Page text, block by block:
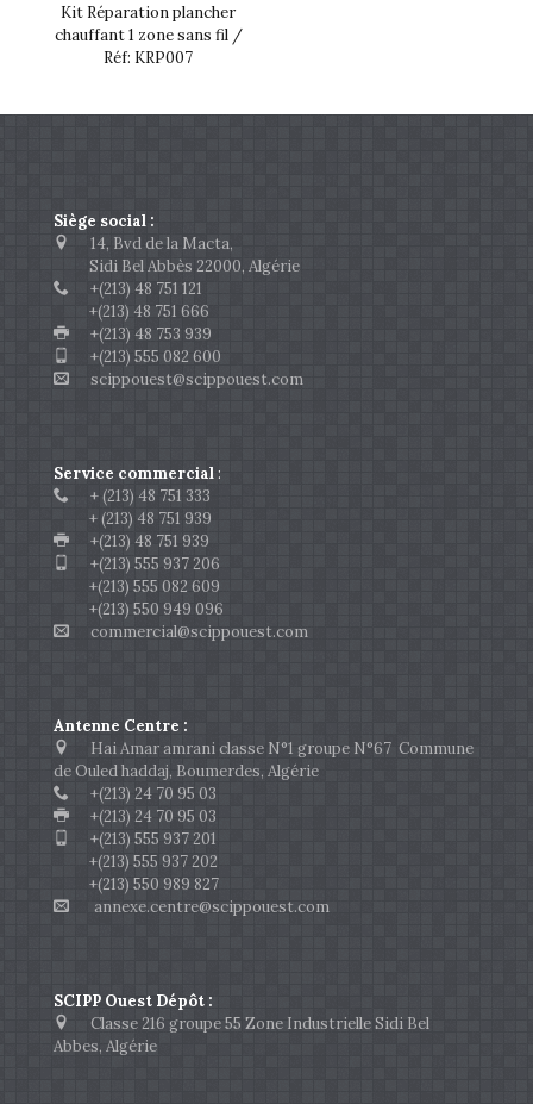
Kit Réparation plancher
chauffant 1 zone sans fil /
Réf: KRP007
Siège social :
14, Bvd de la Macta,
Sidi Bel Abbès 22000, Algérie
+(213) 48 751 121
+(213) 48 751 666
+(213) 48 753 939
+(213) 555 082 600
scippouest@scippouest.com
Service commercial:
+ (213) 48 751 333
+ (213) 48 751 939
+(213) 48 751 939
+(213) 555 937 206
+(213) 555 082 609
+(213) 550 949 096
commercial@scippouest.com
Antenne Centre :
Hai Amar amrani classe N°1 groupe N°67 Commune
de Ouled haddaj, Boumerdes, Algérie
+(213) 24 70 95 03
+(213) 24 70 95 03
+(213) 555 937 201
+(213) 555 937 202
+(213) 550 989 827
annexe.centre@scippouest.com
SCIPP Ouest Dépôt :
Classe 216 groupe 55 Zone Industrielle Sidi Bel
Abbes, Algérie